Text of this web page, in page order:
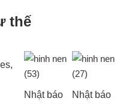
thế
Nhật báo
Nhật báo